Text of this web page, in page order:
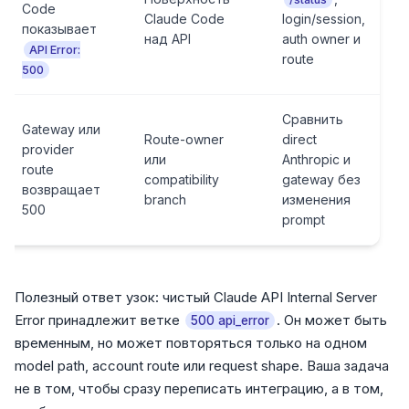
Code
показывает
API Error:
500
Claude Code
над API
login/session,
auth owner и
route
Gateway или
provider
route
возвращает
500
Route-owner
или
compatibility
branch
Сравнить
direct
Anthropic и
gateway без
изменения
prompt
Полезный ответ узок: чистый Claude API Internal Server
Error принадлежит ветке
500 api_error . Он может быть
временным, но может повторяться только на одном
model path, account route или request shape. Ваша задача
не в том, чтобы сразу переписать интеграцию, а в том,